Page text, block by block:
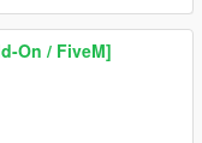
On / FiveM]